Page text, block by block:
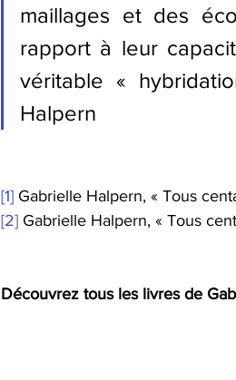
maillages et des
rapport à leur
véritable «
Halpern
[1] Gabrielle Halpern, « Tous
[2] Gabrielle Halpern, « Tous
Découvrez tous les livres de